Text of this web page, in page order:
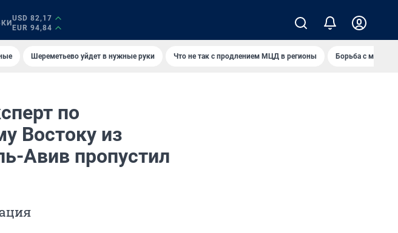
USD 82,17
EUR 94,84
Шереметьево уйдет в нужные руки Что не так с продлением МЦД в регионы Борьба с мэрией
по
Востоку из
Авив пропустил